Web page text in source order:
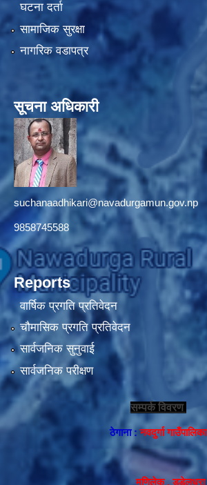
घटना दर्ता
सामाजिक सुरक्षा
नागरिक वडापत्र
सूचना अधिकारी
suchanaadhikari@navadurgamun.gov.np
9858745588
Reports
वार्षिक प्रगति प्रतिवेदन
चौमासिक प्रगति प्रतिवेदन
सार्वजनिक सुनुवाई
सार्वजनिक परीक्षण
सम्पर्क विवरण
ठेगाना :नवदुर्गा गाउँपालिका
मणिलेक , डडेलधुरा